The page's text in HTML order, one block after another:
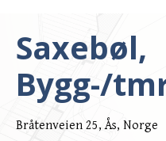
Saxebøl,
Bygg-/
Bråtenveien 25, Ås, Norge